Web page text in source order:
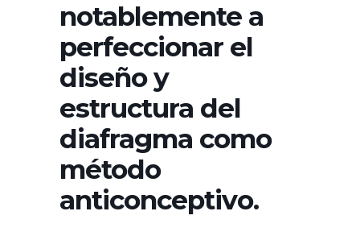
notablemente a
perfeccionar el
diseño y
estructura del
diafragma como
método
anticonceptivo.